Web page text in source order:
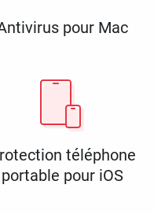
pour Mac
téléphone
portable pour iOS